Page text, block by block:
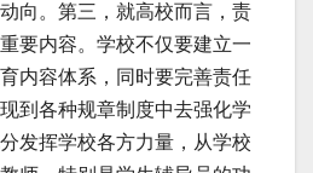
向。第三，就高校而言，责
要内容。学校不仅要建立一
内容体系，同时要完善责任
到各种规章制度中去强化学
发挥学校各方力量，从学校